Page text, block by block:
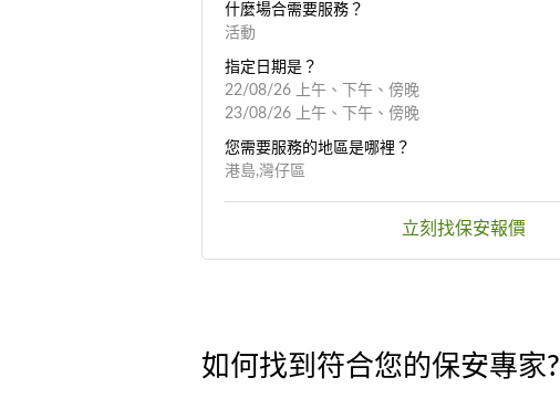
什麼場合需要服務？
活動
指定日期是？
22/08/26 上午、下午、傍晚
23/08/26 上午、下午、傍晚
您需要服務的地區是哪裡？
港島,灣仔區
立刻找保安報價
如何找到符合您的保安專家?